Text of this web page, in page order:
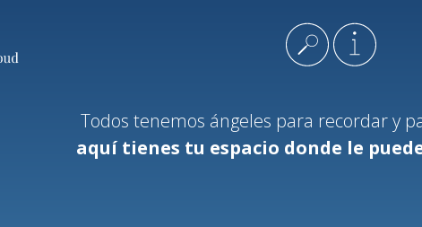
Todos tenemos ángeles para recordar y
aquí tienes tu espacio donde le